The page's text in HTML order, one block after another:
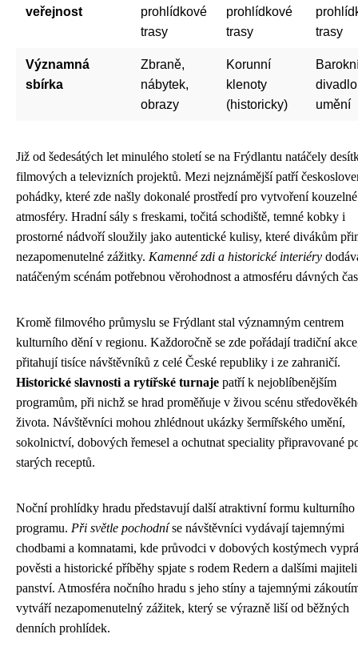
veřejnost
prohlídkové
trasy
prohlídkové
trasy
trasy
Významná
sbírka
Zbraně,
nábytek,
obrazy
Korunní
klenoty
(historicky)
umění
Již od šedesátých let minulého století se na Frýdlantu natáčely
filmových a televizních projektů. Mezi nejznámější patří
pohádky, které zde našly dokonalé prostředí pro vytvoření kouzelné
atmosféry. Hradní sály s freskami, točitá schodiště, temné kobky i
prostorné nádvoří sloužily jako autentické kulisy, které divákům
nezapomenutelné zážitky. Kamenné zdi a historické interiéry
natáčeným scénám potřebnou věrohodnost a atmosféru dávných
Kromě filmového průmyslu se Frýdlant stal významným centrem
kulturního dění v regionu. Každoročně se zde pořádají tradiční
přitahují tisíce návštěvníků z celé České republiky i ze zahraničí.
Historické slavnosti a rytířské turnaje patří k nejoblíbenějším
programům, při nichž se hrad proměňuje v živou scénu
života. Návštěvníci mohou zhlédnout ukázky šermířského umění,
sokolnictví, dobových řemesel a ochutnat speciality připravované
starých receptů.
Noční prohlídky hradu představují další atraktivní formu kulturního
programu. Při světle pochodníse návštěvníci vydávají tajemnými
chodbami a komnatami, kde průvodci v dobových kostýmech
pověsti a historické příběhy spjate s rodem Redern a dalšími majiteli
panství. Atmosféra nočního hradu s jeho stíny a tajemnými
vytváří nezapomenutelný zážitek, který se výrazně liší od běžných
denních prohlídek.